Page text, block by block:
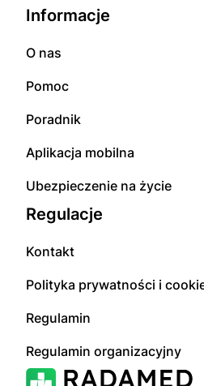
Informacje
O nas
Pomoc
Poradnik
Aplikacja mobilna
Ubezpieczenie na życie
Regulacje
Kontakt
Polityka prywatności i
Regulamin
Regulamin organizacyjny